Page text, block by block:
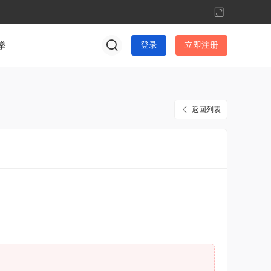
切
换
到
宽
登录 立即注册
返回列表